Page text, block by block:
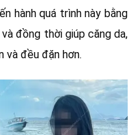
hành quá trình này bằng
đồng thời giúp căng da,
và đều đặn hơn.